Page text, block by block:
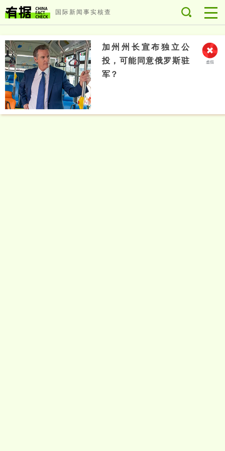
国际新闻事实核查
加州州长宣布独立公
投，可能同意俄罗斯驻
军？